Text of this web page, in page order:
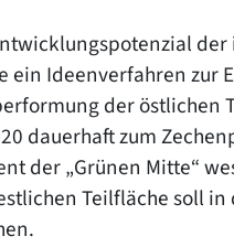
ein Ideenverfahren zur
der östlichen
dauerhaft zum
der „Grünen Mitte“
Teilfläche soll in